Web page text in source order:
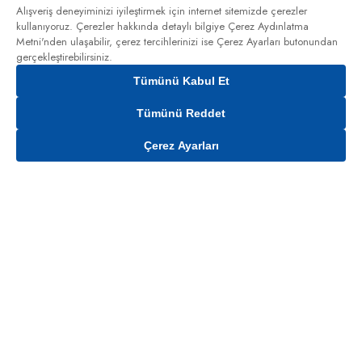
Gelince Haber Ver
Alışveriş deneyiminizi iyileştirmek için internet sitemizde çerezler
kullanıyoruz. Çerezler hakkında detaylı bilgiye Çerez Aydınlatma
Metni'nden ulaşabilir, çerez tercihlerinizi ise Çerez Ayarları butonundan
gerçekleştirebilirsiniz.
Tümünü Kabul Et
Tümünü Reddet
Çerez Ayarları